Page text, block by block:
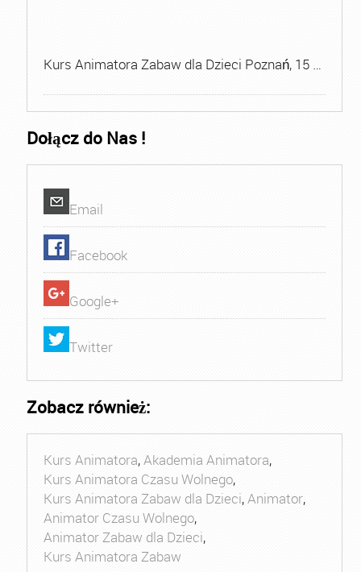
Kurs Animatora Zabaw dla Dzieci Poznań, 15 …
Dołącz do Nas !
Email
Facebook
Google+
Twitter
Zobacz również:
Kurs Animatora,Akademia Animatora,
Kurs Animatora Czasu Wolnego,
Kurs Animatora Zabaw dla Dzieci,Animator,
Animator Czasu Wolnego,
Animator Zabaw dla Dzieci,
Kurs Animatora Zabaw